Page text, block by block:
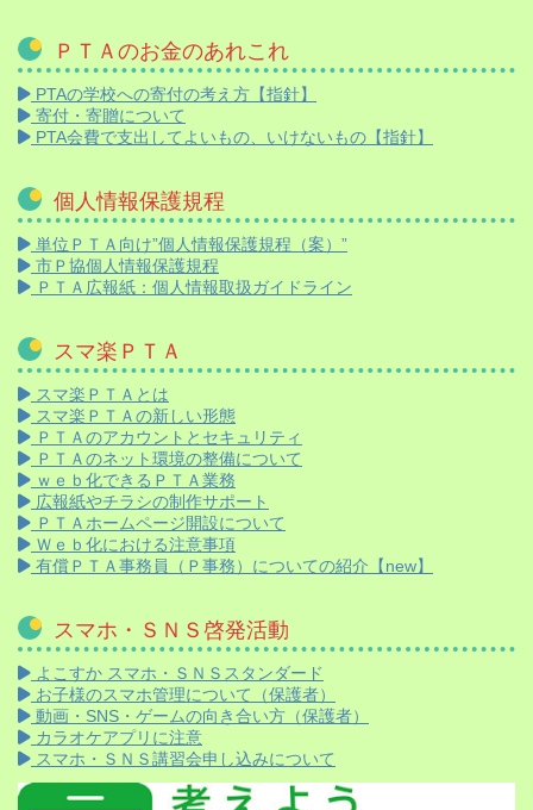
ＰＴＡのお金のあれこれ
PTAの学校への寄付の考え方【指針】
寄付・寄贈について
PTA会費で支出してよいもの、いけないもの【指針】
個人情報保護規程
単位ＰＴＡ向け”個人情報保護規程（案）”
市Ｐ協個人情報保護規程
ＰＴＡ広報紙：個人情報取扱ガイドライン
スマ楽ＰＴＡ
スマ楽ＰＴＡとは
スマ楽ＰＴＡの新しい形態
ＰＴＡのアカウントとセキュリティ
ＰＴＡのネット環境の整備について
ｗｅｂ化できるＰＴＡ業務
広報紙やチラシの制作サポート
ＰＴＡホームページ開設について
Ｗｅｂ化における注意事項
有償ＰＴＡ事務員（Ｐ事務）についての紹介【new】
スマホ・ＳＮＳ啓発活動
よこすか スマホ・ＳＮＳスタンダード
お子様のスマホ管理について（保護者）
動画・SNS・ゲームの向き合い方（保護者）
カラオケアプリに注意
スマホ・ＳＮＳ講習会申し込みについて